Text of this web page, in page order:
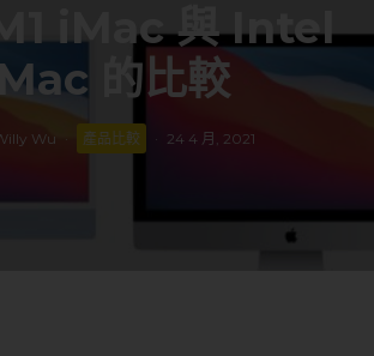
iMac 與 Intel
的比較
Wu · 產品比較 · 24 4 月, 2021